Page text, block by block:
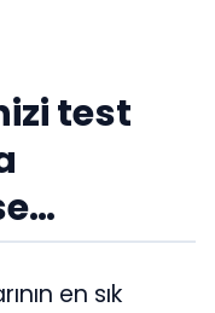
test
en sık